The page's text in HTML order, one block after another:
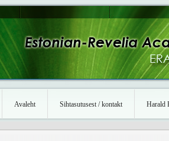
Avaleht Sihtasutusest / kontakt Harald